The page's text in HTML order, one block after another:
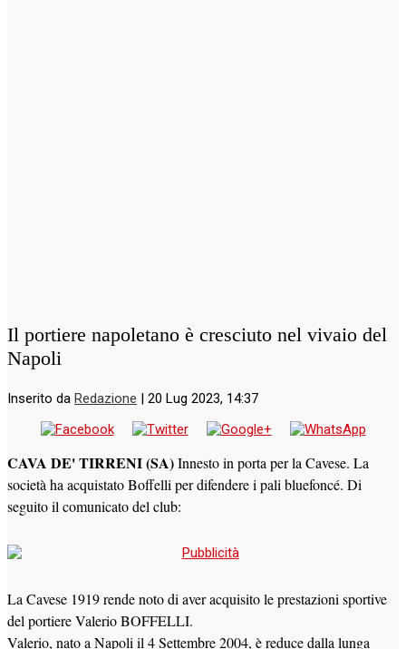
Il portiere napoletano è cresciuto nel vivaio del
Napoli
Inserito da Redazione | 20 Lug 2023, 14:37
CAVA DE' TIRRENI (SA)Innesto in porta per la Cavese. La
società ha acquistato Boffelli per difendere i pali bluefoncé. Di
seguito il comunicato del club:
La Cavese 1919 rende noto di aver acquisito le prestazioni sportive
del portiere Valerio BOFFELLI.
Valerio, nato a Napoli il 4 Settembre 2004, è reduce dalla lunga